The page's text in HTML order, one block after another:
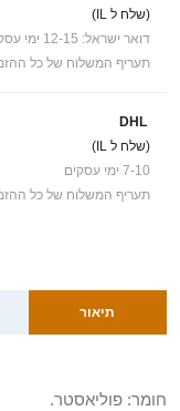
(שלח ל IL)
דואר ישראל: 12-15 ימי עסקים
תעריף המשלוח של כל
DHL
(שלח ל IL)
7-10 ימי עסקים
תעריף המשלוח של כל ההזמנות
תיאור
חומר: פוליאסטר.